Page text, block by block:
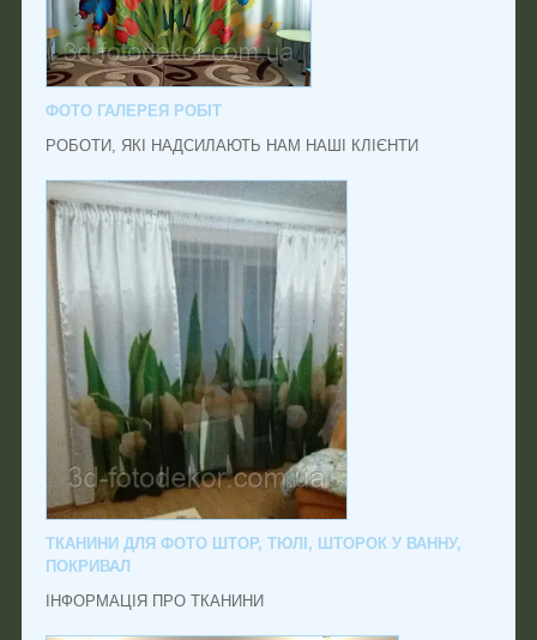
ФОТО ГАЛЕРЕЯ РОБІТ
РОБОТИ, ЯКІ НАДСИЛАЮТЬ НАМ НАШІ КЛІЄНТИ
ТКАНИНИ ДЛЯ ФОТО ШТОР, ТЮЛІ, ШТОРОК У ВАННУ,
ПОКРИВАЛ
ІНФОРМАЦІЯ ПРО ТКАНИНИ